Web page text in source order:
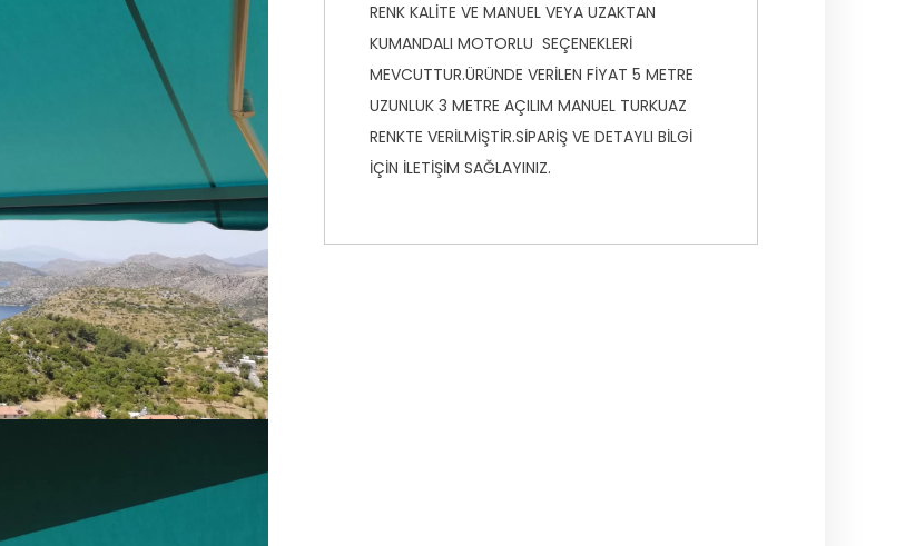
RENK KALİTE VE MANUEL VEYA UZAKTAN
KUMANDALI MOTORLU SEÇENEKLERİ
MEVCUTTUR.ÜRÜNDE VERİLEN FİYAT 5 METRE
UZUNLUK 3 METRE AÇILIM MANUEL TURKUAZ
RENKTE VERİLMİŞTİR.SİPARİŞ VE DETAYLI BİLGİ
İÇİN İLETİŞİM SAĞLAYINIZ.